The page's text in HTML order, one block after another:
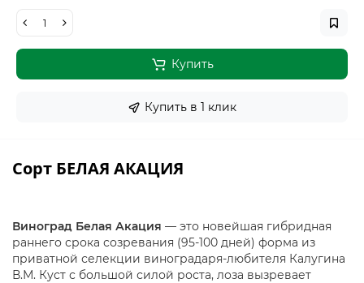
Купить
Купить в 1 клик
Сорт БЕЛАЯ АКАЦИЯ
Виноград Белая Акация — это новейшая гибридная
раннего срока созревания (95-100 дней) форма из
приватной селекции виноградаря-любителя Калугина
В.М. Куст с большой силой роста, лоза вызревает